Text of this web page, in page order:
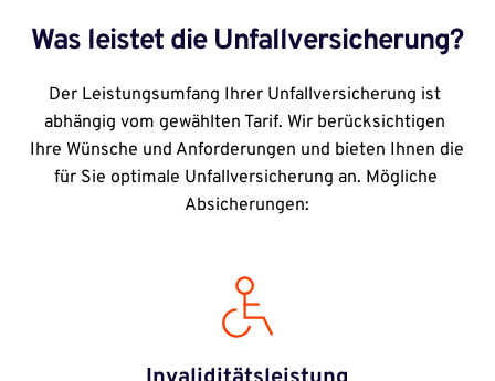
Was leistet die Unfallversicherung?
Der Leistungsumfang Ihrer Unfallversicherung ist
abhängig vom gewählten Tarif. Wir berücksichtigen
Ihre Wünsche und Anforderungen und bieten Ihnen die
für Sie optimale Unfallversicherung an. Mögliche
Absicherungen: